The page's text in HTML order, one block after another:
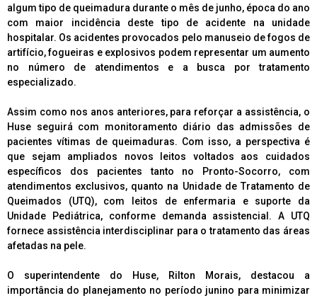
algum tipo de queimadura durante o mês de junho, época do ano
com maior incidência deste tipo de acidente na unidade
hospitalar. Os acidentes provocados pelo manuseio de fogos de
artifício, fogueiras e explosivos podem representar um aumento
no número de atendimentos e a busca por tratamento
especializado.
Assim como nos anos anteriores, para reforçar a assistência, o
Huse seguirá com monitoramento diário das admissões de
pacientes vítimas de queimaduras. Com isso, a perspectiva é
que sejam ampliados novos leitos voltados aos cuidados
específicos dos pacientes tanto no Pronto-Socorro, com
atendimentos exclusivos, quanto na Unidade de Tratamento de
Queimados (UTQ), com leitos de enfermaria e suporte da
Unidade Pediátrica, conforme demanda assistencial. A UTQ
fornece assistência interdisciplinar para o tratamento das áreas
afetadas na pele.
O superintendente do Huse, Rilton Morais, destacou a
importância do planejamento no período junino para minimizar